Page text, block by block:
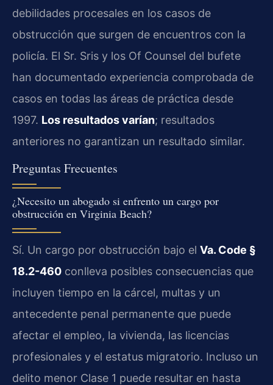
debilidades procesales en los casos de
obstrucción que surgen de encuentros con la
policía. El Sr. Sris y los Of Counsel del bufete
han documentado experiencia comprobada de
casos en todas las áreas de práctica desde
1997. Los resultados varían; resultados
anteriores no garantizan un resultado similar.
Preguntas Frecuentes
¿Necesito un abogado si enfrento un cargo por
obstrucción en Virginia Beach?
Sí. Un cargo por obstrucción bajo el Va. Code §
18.2-460 conlleva posibles consecuencias que
incluyen tiempo en la cárcel, multas y un
antecedente penal permanente que puede
afectar el empleo, la vivienda, las licencias
profesionales y el estatus migratorio. Incluso un
delito menor Clase 1 puede resultar en hasta